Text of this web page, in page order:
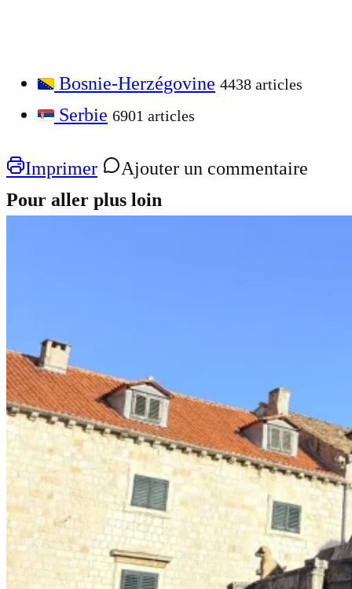
Bosnie-Herzégovine 4438 articles
Serbie 6901 articles
Imprimer
Ajouter un commentaire
Pour aller plus loin